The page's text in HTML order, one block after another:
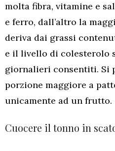
molta fibra, vitamine e
e ferro, dall’altro la
deriva dai grassi
e il livello di colesterolo
giornalieri consentiti. Si
porzione maggiore a
unicamente ad un frutto.
Cuocere il tonno in